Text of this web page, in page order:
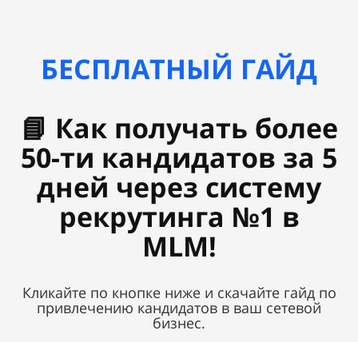
БЕСПЛАТНЫЙ ГАЙД
📘 Как получать более
50-ти кандидатов за 5
дней через систему
рекрутинга №1 в
MLM!
Кликайте по кнопке ниже и скачайте гайд по
привлечению кандидатов в ваш сетевой
бизнес.